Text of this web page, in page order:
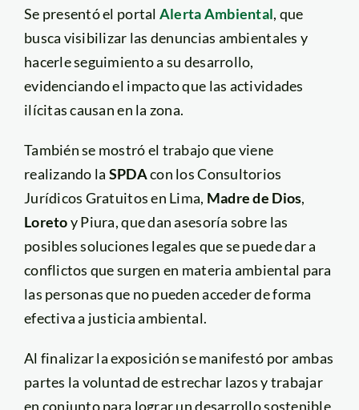
Se presentó el portal Alerta Ambiental, que
busca visibilizar las denuncias ambientales y
hacerle seguimiento a su desarrollo,
evidenciando el impacto que las actividades
ilícitas causan en la zona.
También se mostró el trabajo que viene
realizando la SPDAcon los Consultorios
Jurídicos Gratuitos en Lima, Madre de Dios,
Loretoy Piura, que dan asesoría sobre las
posibles soluciones legales que se puede dar a
conflictos que surgen en materia ambiental para
las personas que no pueden acceder de forma
efectiva a justicia ambiental.
Al finalizar la exposición se manifestó por ambas
partes la voluntad de estrechar lazos y trabajar
en conjunto para lograr un desarrollo sostenible